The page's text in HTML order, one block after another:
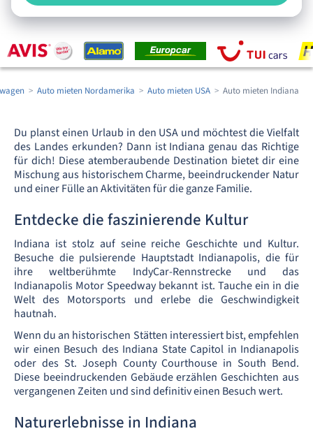
Auto mieten Nordamerika Auto mieten USA Auto mieten Indiana
Du planst einen Urlaub in den USA und möchtest die Vielfalt
des Landes erkunden? Dann ist Indiana genau das Richtige
für dich! Diese atemberaubende Destination bietet dir eine
Mischung aus historischem Charme, beeindruckender Natur
und einer Fülle an Aktivitäten für die ganze Familie.
Entdecke die faszinierende Kultur
Indiana ist stolz auf seine reiche Geschichte und Kultur.
Besuche die pulsierende Hauptstadt Indianapolis, die für
ihre weltberühmte IndyCar-Rennstrecke und das
Indianapolis Motor Speedway bekannt ist. Tauche ein in die
Welt des Motorsports und erlebe die Geschwindigkeit
hautnah.
Wenn du an historischen Stätten interessiert bist, empfehlen
wir einen Besuch des Indiana State Capitol in Indianapolis
oder des St. Joseph County Courthouse in South Bend.
Diese beeindruckenden Gebäude erzählen Geschichten aus
vergangenen Zeiten und sind definitiv einen Besuch wert.
Naturerlebnisse in Indiana